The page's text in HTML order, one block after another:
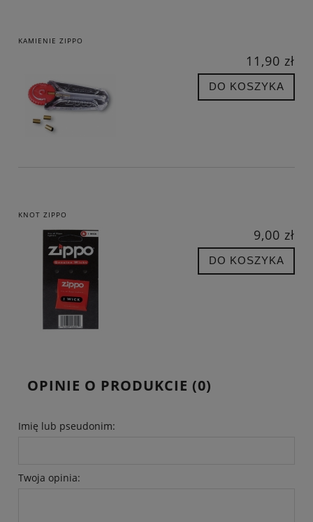
KAMIENIE ZIPPO
11,90 zł
DO KOSZYKA
KNOT ZIPPO
9,00 zł
DO KOSZYKA
OPINIE O PRODUKCIE (0)
Imię lub pseudonim:
Twoja opinia: